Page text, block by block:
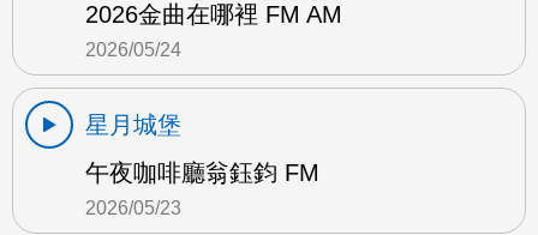
2026金曲在哪裡 FM AM
2026/05/24
星月城堡
午夜咖啡廳翁鈺鈞 FM
2026/05/23